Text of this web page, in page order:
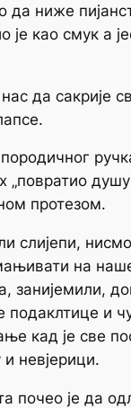
да ниже
је као смук а
да сакрије
„повратио душу
протезом.
слијепи,
на
занијемили,
подаклтице и
кад је све
невјерици.
почео је да